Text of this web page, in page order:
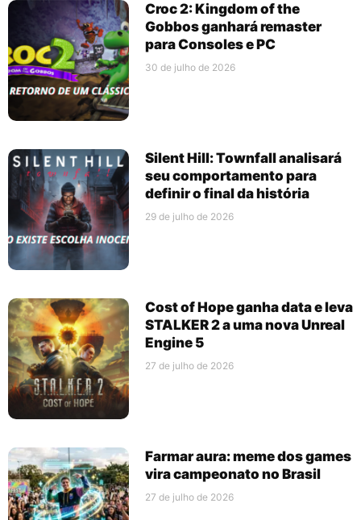
Croc 2: Kingdom of the
Gobbos ganhará remaster
para Consoles e PC
30 de julho de 2026
Silent Hill: Townfall analisará
seu comportamento para
definir o final da história
29 de julho de 2026
Cost of Hope ganha data e leva
STALKER 2 a uma nova Unreal
Engine 5
27 de julho de 2026
Farmar aura: meme dos games
vira campeonato no Brasil
27 de julho de 2026